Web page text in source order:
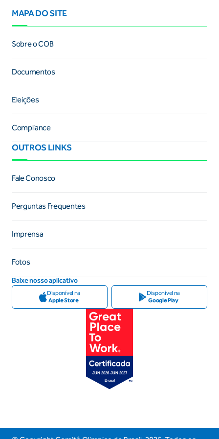
MAPA DO SITE
Sobre o COB
Documentos
Eleições
Compliance
OUTROS LINKS
Fale Conosco
Perguntas Frequentes
Imprensa
Fotos
Baixe nosso aplicativo
Disponível na
Apple Store
Disponível na
Google Play